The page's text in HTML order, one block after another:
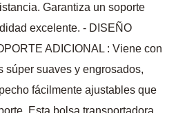
Garantiza un soporte
excelente. - DISEÑO
ADICIONAL : Viene con
súper suaves y engrosados,
fácilmente ajustables que
Esta bolsa transportadora